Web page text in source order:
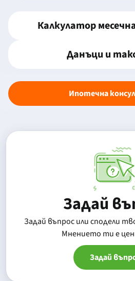
Калкулатор
Данъци и
Ипотечна
Задай
Задай въпрос или сподели
Mнението ти е
Задай